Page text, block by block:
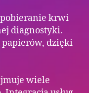
krwi
diagnostyki.
dzięki
wiele